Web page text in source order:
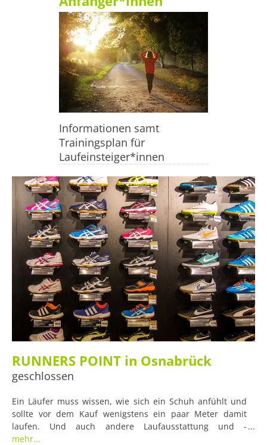
Informationen samt
Trainingsplan für
Laufeinsteiger*innen
RUNNERS POINT in Osnabrück
geschlossen
Ein Läufer muss wissen, wie sich ein Schuh anfühlt und
sollte vor dem Kauf wenigstens ein paar Meter damit
laufen. Und auch andere Laufausstattung und -
Bekleidung möchten wir vor dem Kauf manchmal einfach
mehr...